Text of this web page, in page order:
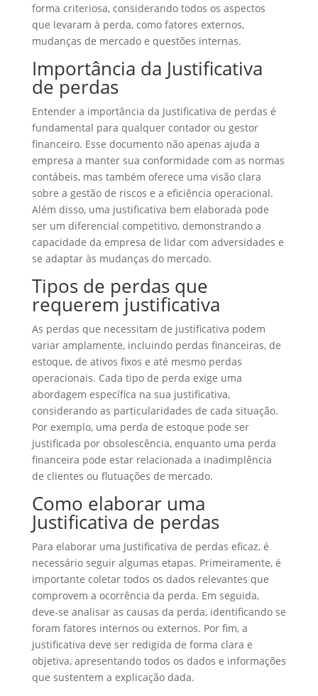
forma criteriosa, considerando todos os aspectos
que levaram à perda, como fatores externos,
mudanças de mercado e questões internas.
Importância da Justificativa
de perdas
Entender a importância da Justificativa de perdas é
fundamental para qualquer contador ou gestor
financeiro. Esse documento não apenas ajuda a
empresa a manter sua conformidade com as normas
contábeis, mas também oferece uma visão clara
sobre a gestão de riscos e a eficiência operacional.
Além disso, uma justificativa bem elaborada pode
ser um diferencial competitivo, demonstrando a
capacidade da empresa de lidar com adversidades e
se adaptar às mudanças do mercado.
Tipos de perdas que
requerem justificativa
As perdas que necessitam de justificativa podem
variar amplamente, incluindo perdas financeiras, de
estoque, de ativos fixos e até mesmo perdas
operacionais. Cada tipo de perda exige uma
abordagem específica na sua justificativa,
considerando as particularidades de cada situação.
Por exemplo, uma perda de estoque pode ser
justificada por obsolescência, enquanto uma perda
financeira pode estar relacionada a inadimplência
de clientes ou flutuações de mercado.
Como elaborar uma
Justificativa de perdas
Para elaborar uma Justificativa de perdas eficaz, é
necessário seguir algumas etapas. Primeiramente, é
importante coletar todos os dados relevantes que
comprovem a ocorrência da perda. Em seguida,
deve-se analisar as causas da perda, identificando se
foram fatores internos ou externos. Por fim, a
justificativa deve ser redigida de forma clara e
objetiva, apresentando todos os dados e informações
que sustentem a explicação dada.